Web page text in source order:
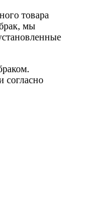
товара
мы
согласно